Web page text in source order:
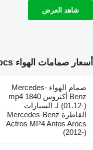
شاهد العرض
أسعار صمامات الهواء Mercedes-Benz Arocs
صمام الهواء Mercedes-
Benz أكتروس mp4 1840
(01.12-) لـ السيارات
القاطرة Mercedes-Benz
Actros MP4 Antos Arocs
(2012-)